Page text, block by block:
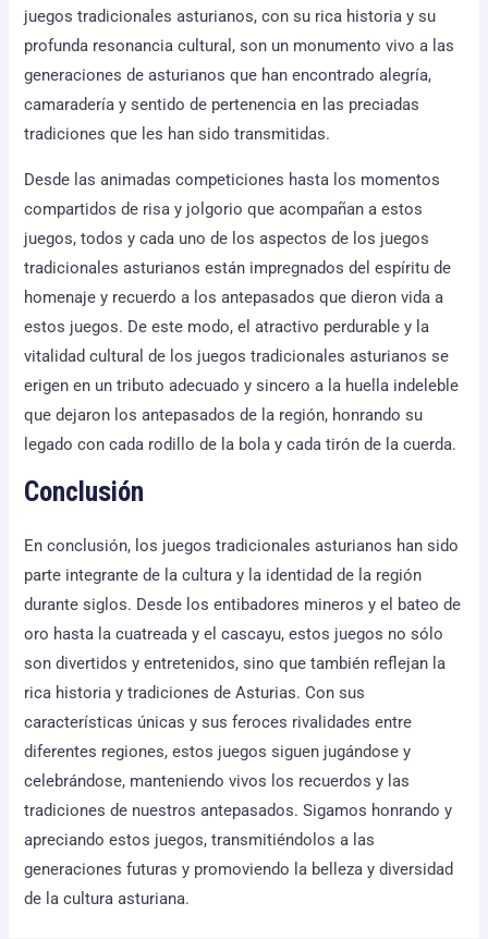
juegos tradicionales asturianos, con su rica historia y su
profunda resonancia cultural, son un monumento vivo a las
generaciones de asturianos que han encontrado alegría,
camaradería y sentido de pertenencia en las preciadas
tradiciones que les han sido transmitidas.
Desde las animadas competiciones hasta los momentos
compartidos de risa y jolgorio que acompañan a estos
juegos, todos y cada uno de los aspectos de los juegos
tradicionales asturianos están impregnados del espíritu de
homenaje y recuerdo a los antepasados que dieron vida a
estos juegos. De este modo, el atractivo perdurable y la
vitalidad cultural de los juegos tradicionales asturianos se
erigen en un tributo adecuado y sincero a la huella indeleble
que dejaron los antepasados de la región, honrando su
legado con cada rodillo de la bola y cada tirón de la cuerda.
Conclusión
En conclusión, los juegos tradicionales asturianos han sido
parte integrante de la cultura y la identidad de la región
durante siglos. Desde los entibadores mineros y el bateo de
oro hasta la cuatreada y el cascayu, estos juegos no sólo
son divertidos y entretenidos, sino que también reflejan la
rica historia y tradiciones de Asturias. Con sus
características únicas y sus feroces rivalidades entre
diferentes regiones, estos juegos siguen jugándose y
celebrándose, manteniendo vivos los recuerdos y las
tradiciones de nuestros antepasados. Sigamos honrando y
apreciando estos juegos, transmitiéndolos a las
generaciones futuras y promoviendo la belleza y diversidad
de la cultura asturiana.